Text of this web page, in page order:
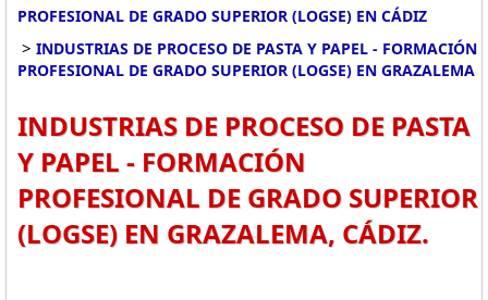
PROFESIONAL DE GRADO SUPERIOR (LOGSE) EN CÁDIZ
> INDUSTRIAS DE PROCESO DE PASTA Y PAPEL - FORMACIÓN
PROFESIONAL DE GRADO SUPERIOR (LOGSE) EN GRAZALEMA
INDUSTRIAS DE PROCESO DE PASTA
Y PAPEL - FORMACIÓN
PROFESIONAL DE GRADO SUPERIOR
(LOGSE) EN GRAZALEMA, CÁDIZ.